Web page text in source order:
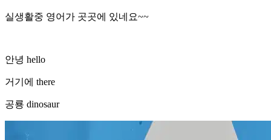
실생활중 영어가 곳곳에 있네요~~
안녕 hello
거기에 there
공룡 dinosaur